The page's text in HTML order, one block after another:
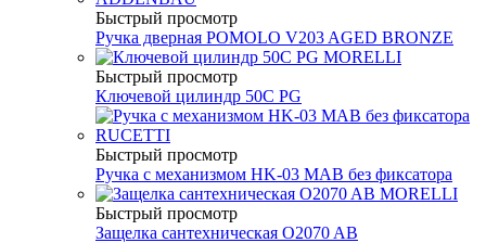
Быстрый просмотр
Ручка дверная POMOLO V203 AGED BRONZE
Быстрый просмотр
Ключевой цилиндр 50C PG
Быстрый просмотр
Ручка с механизмом HK-03 MAB без фиксатора
Быстрый просмотр
Защелка сантехническая O2070 AB